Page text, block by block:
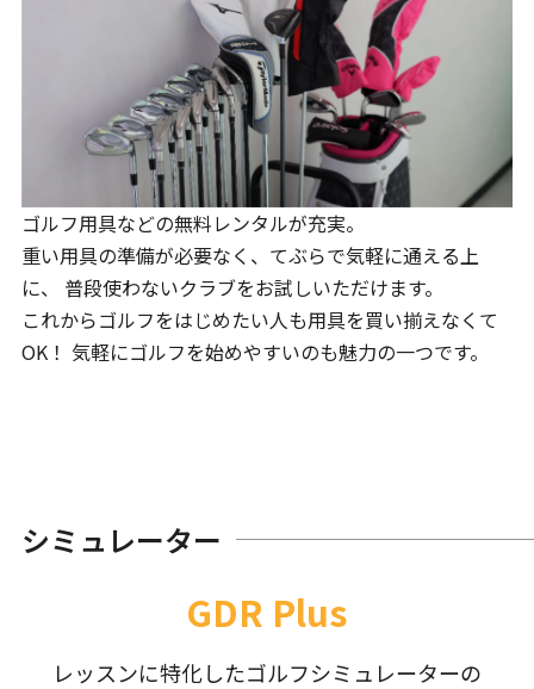
ゴルフ用具などの無料レンタルが充実。
重い用具の準備が必要なく、てぶらで気軽に通える上
に、 普段使わないクラブをお試しいただけます。
これからゴルフをはじめたい人も用具を買い揃えなくて
OK！ 気軽にゴルフを始めやすいのも魅力の一つです。
シミュレーター
GDR Plus
レッスンに特化したゴルフシミュレーターの